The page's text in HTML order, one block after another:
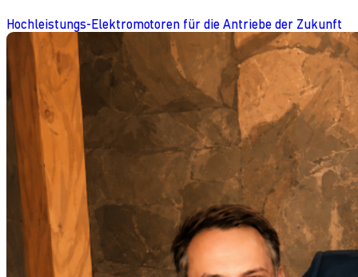
Hochleistungs-Elektromotoren für die Antriebe der Zukunft